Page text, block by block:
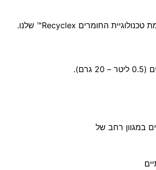
במגוון רחב של